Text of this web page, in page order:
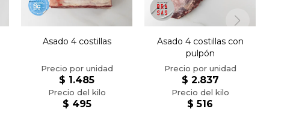
Asado 4 costillas
$ 495
$ 1.485
Asado 4 costillas con
pulpón
$ 516
$ 2.837